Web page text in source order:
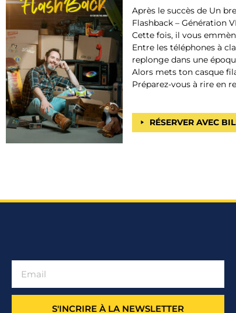
Après le succès de Un
Flashback – Génération
Cette fois, il vous
Entre les téléphones à
replonge dans une
Alors mets ton casque
Préparez-vous à rire en
RÉSERVER AVEC
S'INCRIRE À LA NEWSLETTER